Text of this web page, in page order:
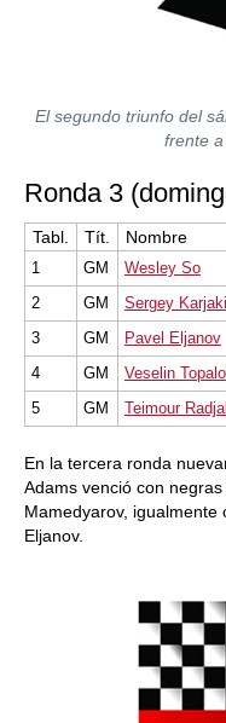
El segundo triunfo del
frente
Ronda 3
Tabl. Tít. Nombre
1 GM Wesley So
2
GM Sergey
3
GM Pavel Eljanov
4
GM Veselin
5
GM Teimour
En la tercera ronda
Adams venció con
Mamedyarov, igualmente
Eljanov.